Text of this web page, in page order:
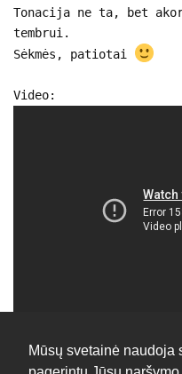
Mūsų svetainė naudoja
Tonacija ne ta, bet
tembrui.
Sėkmės, patiotai
Video: